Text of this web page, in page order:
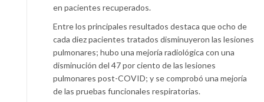
en pacientes recuperados.
Entre los principales resultados destaca que ocho de
cada diez pacientes tratados disminuyeron las lesiones
pulmonares; hubo una mejoría radiológica con una
disminución del 47 por ciento de las lesiones
pulmonares post-COVID; y se comprobó una mejoría
de las pruebas funcionales respiratorias.